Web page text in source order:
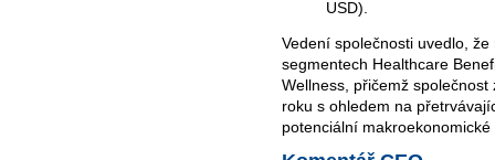
USD).
Vedení společnosti uvedlo,
segmentech Healthcare
Wellness, přičemž
roku s ohledem na
potenciální makroekonomické